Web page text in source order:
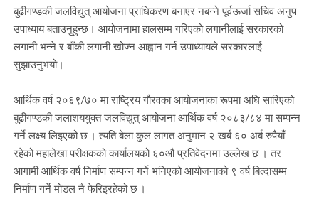
बुढीगण्डकी जलविद्युत् आयोजना प्राधिकरण बनाएर नबन्ने पूर्वऊर्जा सचिव अनुप
उपाध्याय बताउनुहुन्छ। आयोजनामा हालसम्म गरिएको लगानीलाई सरकारको
लगानी भन्ने र बाँकी लगानी खोज्न आह्वान गर्न उपाध्यायले सरकारलाई
सुझाउनुभयो।
आर्थिक वर्ष २०६९/७० मा राष्ट्रिय गौरवका आयोजनाका रूपमा अघि सारिएको
बुढीगण्डकी जलाशययुक्त जलविद्युत् आयोजना आर्थिक वर्ष २०८३/८४ मा सम्पन्न
गर्ने लक्ष्य लिइएको छ । त्यति बेला कुल लागत अनुमान २ खर्ब ६० अर्ब रुपैयाँ
रहेको महालेखा परीक्षकको कार्यालयको ६०औं प्रतिवेदनमा उल्लेख छ । तर
आगामी आर्थिक वर्ष निर्माण सम्पन्न गर्ने भनिएको आयोजनाको ९ वर्ष बित्दासम्म
निर्माण गर्ने मोडल नै फेरिइरहेको छ ।